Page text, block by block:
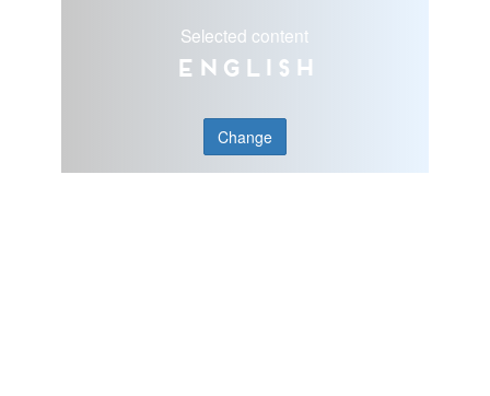
Selected content
English
Change